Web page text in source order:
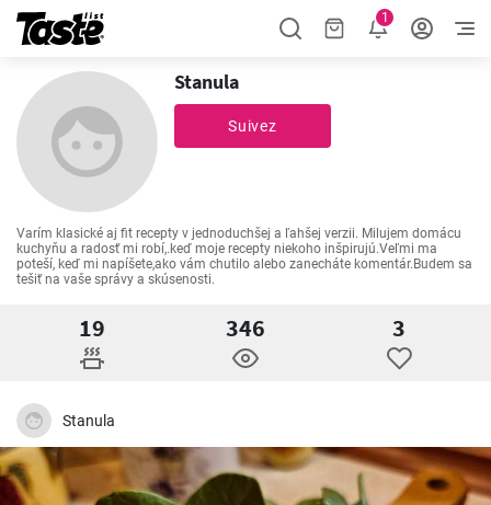
1
Stanula
Suivez
Varím klasické aj fit recepty v jednoduchšej a ľahšej verzii. Milujem domácu
kuchyňu a radosť mi robí,.keď moje recepty niekoho inšpirujú.Veľmi ma
poteší, keď mi napíšete,ako vám chutilo alebo zanecháte komentár.Budem sa
tešiť na vaše správy a skúsenosti.
19 346 3
Stanula